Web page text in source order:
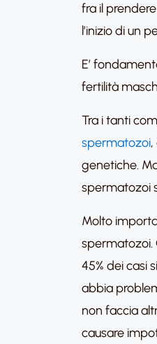
fra il
l’inizio di un
E’
fertilità
Tra i tanti
spermatozoi
genetiche.
spermatozoi
Molto
spermatozoi.
45% dei casi
abbia
non faccia
causare